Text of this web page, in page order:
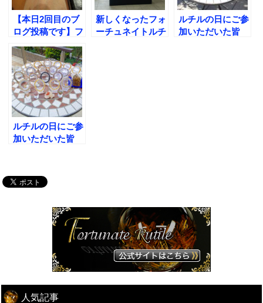
【本日2回目のブ
ログ投稿です】フ
チルが推奨するフ
ァイアークォーツ
ブレスレットの品
質はこれです!
新しくなったフォ
ーチュネイトルチ
ルチルの日にご参
加いただいた皆
ルチルの日にご参
加いただいた皆
人気記事